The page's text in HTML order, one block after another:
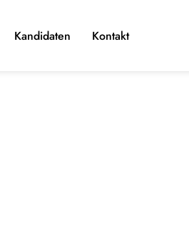
Kandidaten Kontakt